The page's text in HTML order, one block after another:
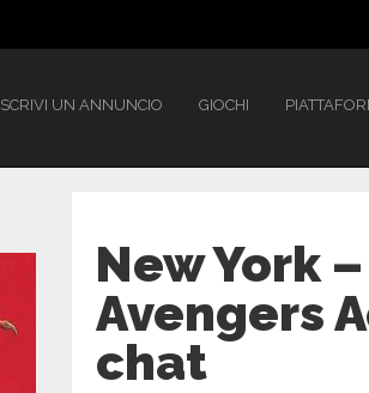
SCRIVI UN ANNUNCIO GIOCHI
New York
Avengers
chat